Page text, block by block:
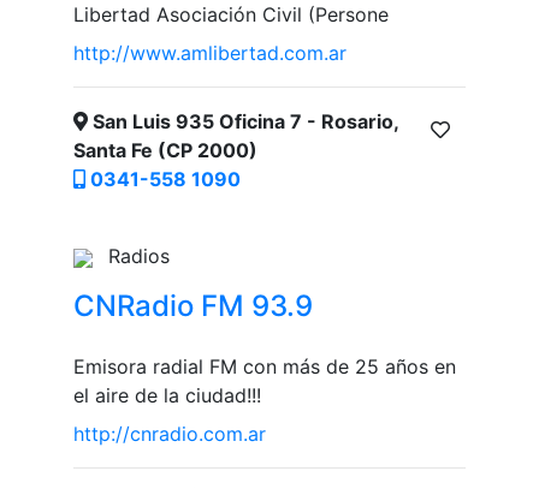
Libertad Asociación Civil (Persone
http://www.amlibertad.com.ar
San Luis 935 Oficina 7 - Rosario,
Santa Fe (CP 2000)
0341-558 1090
Radios
CNRadio FM 93.9
Emisora radial FM con más de 25 años en
el aire de la ciudad!!!
http://cnradio.com.ar